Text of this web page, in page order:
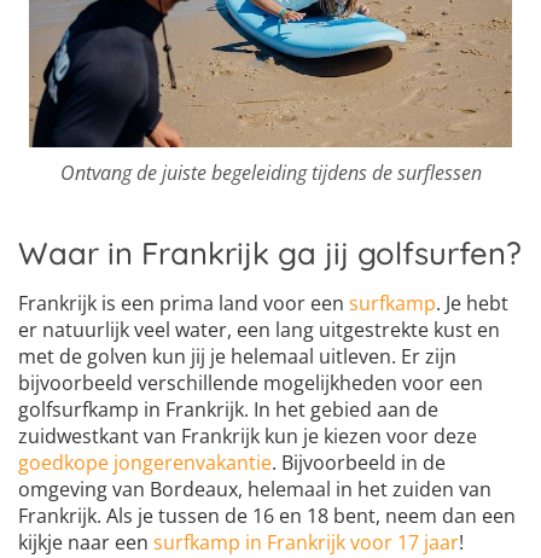
Ontvang de juiste begeleiding tijdens de surflessen
Waar in Frankrijk ga jij golfsurfen?
Frankrijk is een prima land voor een surfkamp. Je hebt
er natuurlijk veel water, een lang uitgestrekte kust en
met de golven kun jij je helemaal uitleven. Er zijn
bijvoorbeeld verschillende mogelijkheden voor een
golfsurfkamp in Frankrijk. In het gebied aan de
zuidwestkant van Frankrijk kun je kiezen voor deze
goedkope jongerenvakantie. Bijvoorbeeld in de
omgeving van Bordeaux, helemaal in het zuiden van
Frankrijk. Als je tussen de 16 en 18 bent, neem dan een
kijkje naar een surfkamp in Frankrijk voor 17 jaar!